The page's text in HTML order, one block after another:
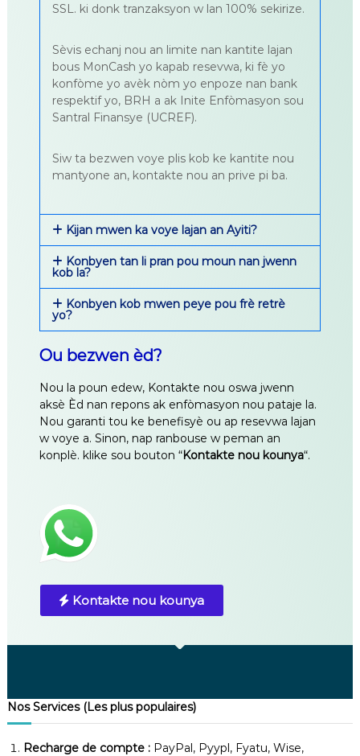
SSL. ki donk tranzaksyon w lan 100% sekirize.
Sèvis echanj nou an limite nan kantite lajan
bous MonCash yo kapab resevwa, ki fè yo
konfòme yo avèk nòm yo enpoze nan bank
respektif yo, BRH a ak Inite Enfòmasyon sou
Santral Finansye (UCREF).
Siw ta bezwen voye plis kob ke kantite nou
mantyone an, kontakte nou an prive pi ba.
Kijan mwen ka voye lajan an Ayiti?​
Konbyen tan li pran pou moun nan jwenn
kob la?​
Konbyen kob mwen peye pou frè retrè
yo?​
Ou bezwen èd?
Nou la poun edew, Kontakte nou oswa jwenn
aksè Èd nan repons ak enfòmasyon nou pataje la.
Nou garanti tou ke benefisyè ou ap resevwa lajan
w voye a. Sinon, nap ranbouse w peman an
konplè. klike sou bouton “Kontakte nou kounya“.
Kontakte nou kounya
Nos Services (Les plus populaires)
Recharge de compte :PayPal, Pyypl, Fyatu, Wise,